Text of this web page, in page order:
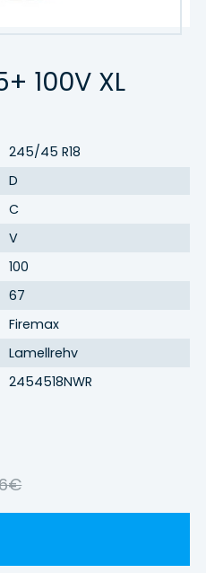
Hinnakiri
Rehvitööd
Õlivahetus
Rehvihotell
BRONEERI
KONTAKT
100V XL
245/45 R18
D
C
V
100
67
Firemax
Lamellrehv
2454518NWR